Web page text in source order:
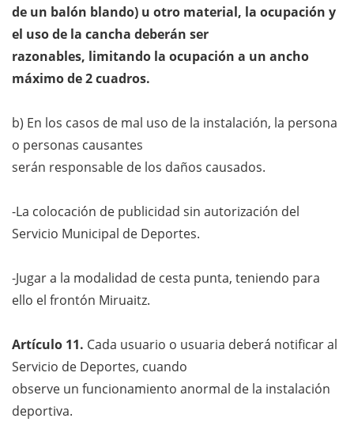
de un balón blando) u otro material, la ocupación y
el uso de la cancha deberán ser
razonables, limitando la ocupación a un ancho
máximo de 2 cuadros.
b) En los casos de mal uso de la instalación, la persona
o personas causantes
serán responsable de los daños causados.
-La colocación de publicidad sin autorización del
Servicio Municipal de Deportes.
-Jugar a la modalidad de cesta punta, teniendo para
ello el frontón Miruaitz.
Artículo 11. Cada usuario o usuaria deberá notificar al
Servicio de Deportes, cuando
observe un funcionamiento anormal de la instalación
deportiva.